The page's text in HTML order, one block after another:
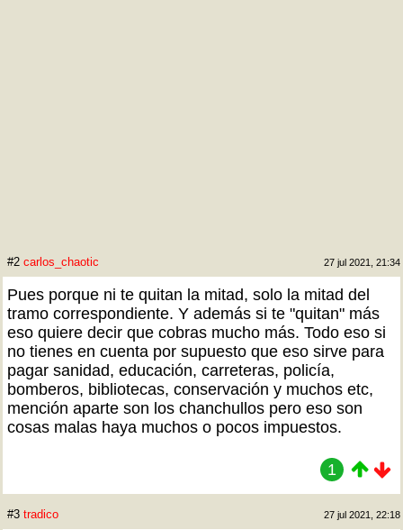
#2 carlos_chaotic 27 jul 2021, 21:34
Pues porque ni te quitan la mitad, solo la mitad del
tramo correspondiente. Y además si te "quitan" más
eso quiere decir que cobras mucho más. Todo eso si
no tienes en cuenta por supuesto que eso sirve para
pagar sanidad, educación, carreteras, policía,
bomberos, bibliotecas, conservación y muchos etc,
mención aparte son los chanchullos pero eso son
cosas malas haya muchos o pocos impuestos.
1
#3 tradico 27 jul 2021, 22:18